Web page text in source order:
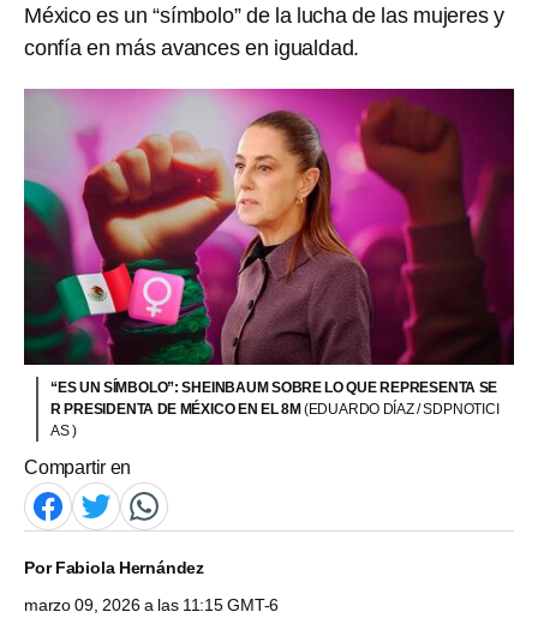
México es un “símbolo” de la lucha de las mujeres y
confía en más avances en igualdad.
“ES UN SÍMBOLO”: SHEINBAUM SOBRE LO QUE REPRESENTA SE
R PRESIDENTA DE MÉXICO EN EL 8M (EDUARDO DÍAZ / SDPNOTICI
AS )
Compartir en
PorFabiola Hernández
marzo 09, 2026 a las 11:15 GMT-6